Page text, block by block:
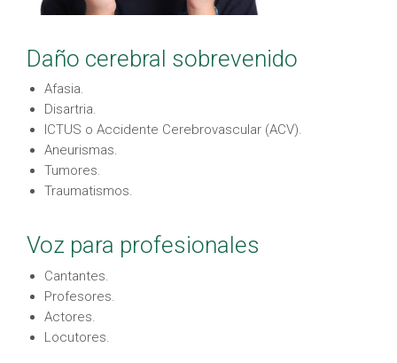
Daño cerebral sobrevenido
Afasia.
Disartria.
ICTUS o Accidente Cerebrovascular (ACV).
Aneurismas.
Tumores.
Traumatismos.
Voz para profesionales
Cantantes.
Profesores.
Actores.
Locutores.